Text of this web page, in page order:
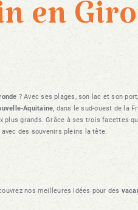
en
? Avec ses plages, son lac et son port,
Aquitaine, dans le sud-ouest de la
plus grands. Grâce à ses trois facettes
des souvenirs pleins la tête.
nos meilleures idées pour des